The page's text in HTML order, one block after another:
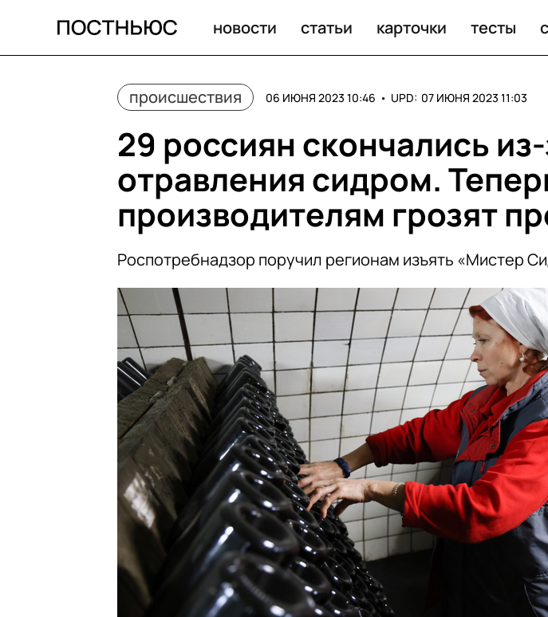
новости статьи карточки тесты
происшествия 06 ИЮНЯ 2023 10:46 • UPD: 07 ИЮНЯ 2023 11:03
29 россиян скончались
отравления сидром.
производителям грозят
Роспотребнадзор поручил регионам изъять «Мистер